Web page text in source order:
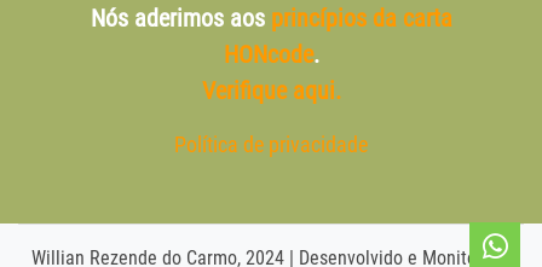
Nós aderimos aos princípios da carta
HONcode.
Verifique aqui.
Política de privacidade
Willian Rezende do Carmo, 2024 | Desenvolvido e Monitorado